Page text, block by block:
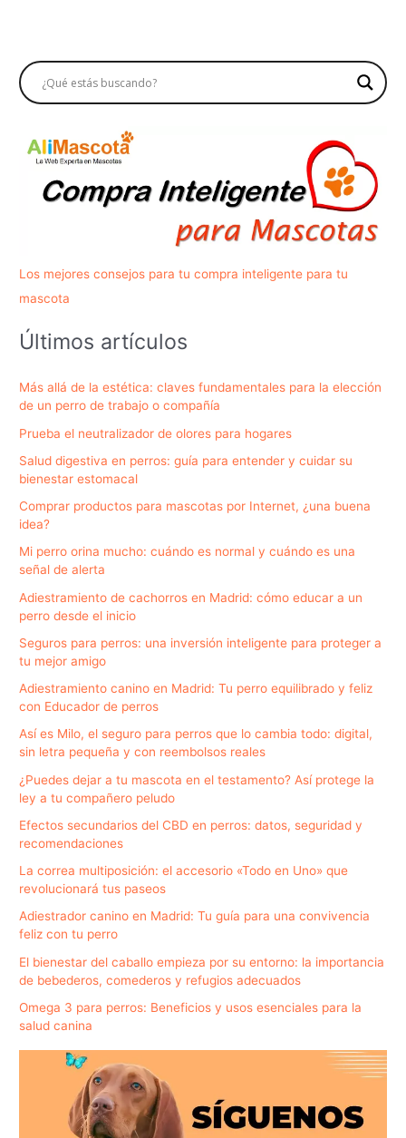
Los mejores consejos para tu compra inteligente para tu
mascota
Últimos artículos
Más allá de la estética: claves fundamentales para la elección
de un perro de trabajo o compañía
Prueba el neutralizador de olores para hogares
Salud digestiva en perros: guía para entender y cuidar su
bienestar estomacal
Comprar productos para mascotas por Internet, ¿una buena
idea?
Mi perro orina mucho: cuándo es normal y cuándo es una
señal de alerta
Adiestramiento de cachorros en Madrid: cómo educar a un
perro desde el inicio
Seguros para perros: una inversión inteligente para proteger a
tu mejor amigo
Adiestramiento canino en Madrid: Tu perro equilibrado y feliz
con Educador de perros
Así es Milo, el seguro para perros que lo cambia todo: digital,
sin letra pequeña y con reembolsos reales
¿Puedes dejar a tu mascota en el testamento? Así protege la
ley a tu compañero peludo
Efectos secundarios del CBD en perros: datos, seguridad y
recomendaciones
La correa multiposición: el accesorio «Todo en Uno» que
revolucionará tus paseos
Adiestrador canino en Madrid: Tu guía para una convivencia
feliz con tu perro
El bienestar del caballo empieza por su entorno: la importancia
de bebederos, comederos y refugios adecuados
Omega 3 para perros: Beneficios y usos esenciales para la
salud canina